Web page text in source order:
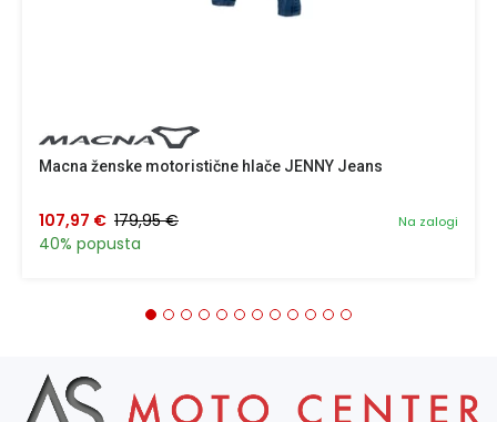
Macna ženske motoristične hlače JENNY Jeans
Na zalogi
107,97 € 179,95 €
40% popusta